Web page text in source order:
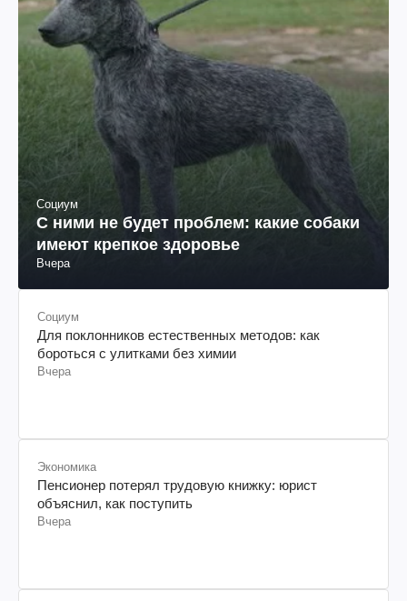
Социум
С ними не будет проблем: какие собаки
имеют крепкое здоровье
Вчера
Социум
Для поклонников естественных методов: как
бороться с улитками без химии
Вчера
Экономика
Пенсионер потерял трудовую книжку: юрист
объяснил, как поступить
Вчера